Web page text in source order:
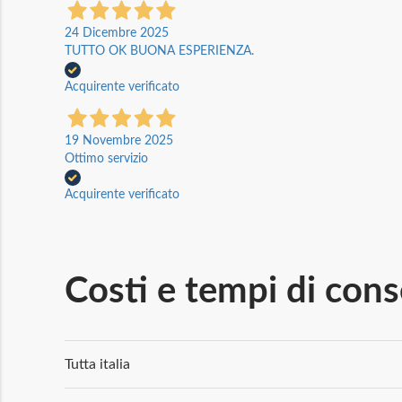
24 Dicembre 2025
TUTTO OK BUONA ESPERIENZA.
Acquirente verificato
19 Novembre 2025
Ottimo servizio
Acquirente verificato
Costi e tempi di
Tutta italia